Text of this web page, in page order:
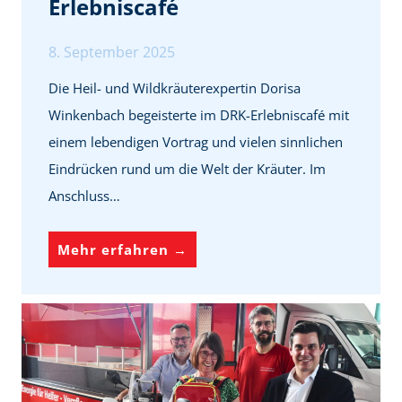
e
p
ä
c
e
s
u
n
Erlebniscafé
8. September 2025
Die Heil- und Wildkräuterexpertin Dorisa
Winkenbach begeisterte im DRK-Erlebniscafé mit
einem lebendigen Vortrag und vielen sinnlichen
Eindrücken rund um die Welt der Kräuter. Im
Anschluss…
Mehr erfahren →
c
h
f
r